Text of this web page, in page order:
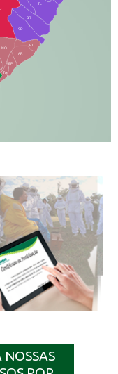
TL
BR
SR
BT
AR
TA
NO
BP
NOSSAS